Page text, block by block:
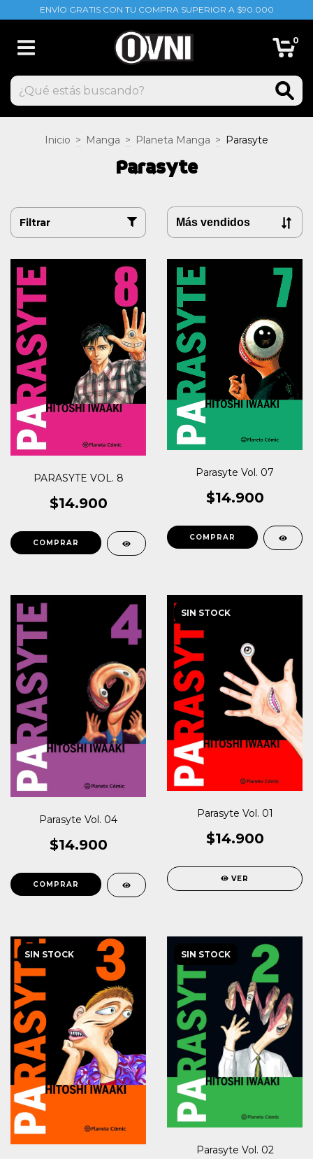
ENVÍO GRATIS CON TU COMPRA SUPERIOR A $90.000
0
Inicio > Manga > Planeta Manga > Parasyte
Parasyte
Filtrar
PARASYTE VOL. 8
$14.900
Parasyte Vol. 07
$14.900
Parasyte Vol. 04
$14.900
SIN STOCK
Parasyte Vol. 01
$14.900
VER
SIN STOCK SIN STOCK
Parasyte Vol. 02